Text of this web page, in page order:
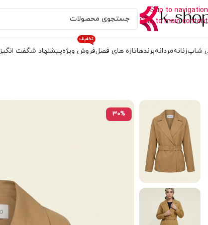
Skip to navigation
Skip to main content
شاپزنانهمردانهبرندهاتازه های فصلفروش ویژه
تخفیف
پیشنهاد شگفت انگیز
30%